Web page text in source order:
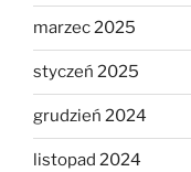
marzec 2025
styczeń 2025
grudzień 2024
listopad 2024